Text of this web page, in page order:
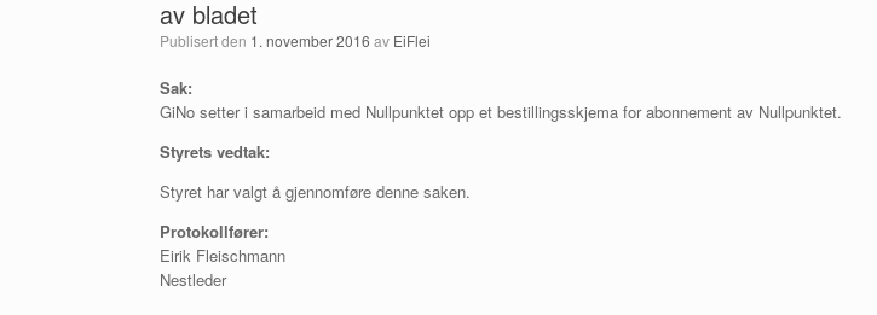
av bladet
Publisert den 1. november 2016 av EiFlei
Sak:
GiNo setter i samarbeid med Nullpunktet opp et bestillingsskjema for abonnement av Nullpunktet.
Styrets vedtak:
Styret har valgt å gjennomføre denne saken.
Protokollfører:
Eirik Fleischmann
Nestleder